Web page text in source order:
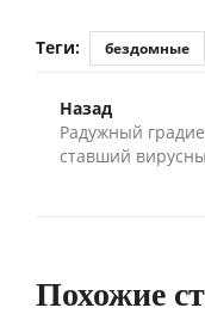
Теги: бездомные
Назад
Радужный
ставший
Похожие